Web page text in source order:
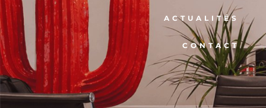
ACTUALITÉS
CONTACT